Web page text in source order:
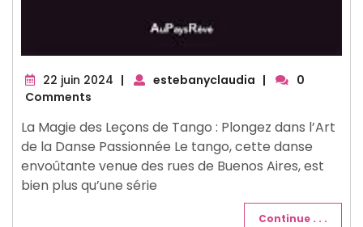
22 juin 2024 22
| estebanyclaudia |
0
Comments
La Magie des Leçons de Tango : Plongez dans l’Art
de la Danse Passionnée Le tango, cette danse
envoûtante venue des rues de Buenos Aires, est
bien plus qu’une série
Continue . . .